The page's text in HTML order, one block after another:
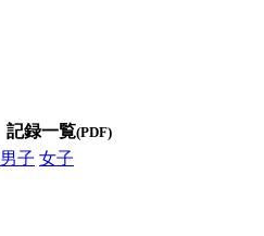
記録一覧(PDF)
男子 女子